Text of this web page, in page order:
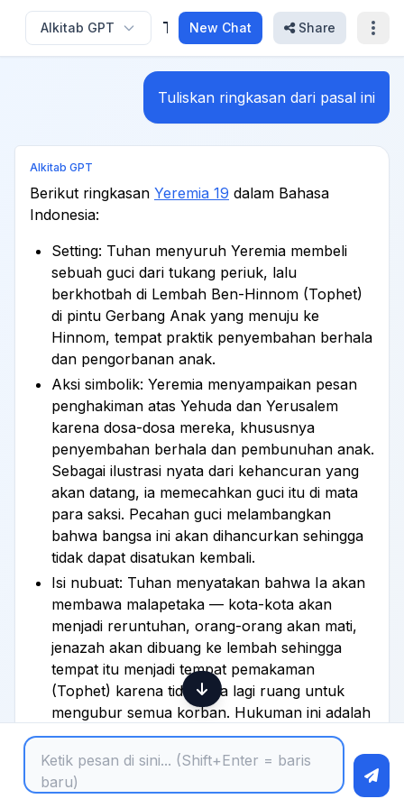
Alkitab GPT New Chat Share
Tuliskan ringkasan dari pasal ini
Alkitab GPT
Berikut ringkasan Yeremia 19 dalam Bahasa
Indonesia:
Setting: Tuhan menyuruh Yeremia membeli
sebuah guci dari tukang periuk, lalu
berkhotbah di Lembah Ben-Hinnom (Tophet)
di pintu Gerbang Anak yang menuju ke
Hinnom, tempat praktik penyembahan berhala
dan pengorbanan anak.
Aksi simbolik: Yeremia menyampaikan pesan
penghakiman atas Yehuda dan Yerusalem
karena dosa-dosa mereka, khususnya
penyembahan berhala dan pembunuhan anak.
Sebagai ilustrasi nyata dari kehancuran yang
akan datang, ia memecahkan guci itu di mata
para saksi. Pecahan guci melambangkan
bahwa bangsa ini akan dihancurkan sehingga
tidak dapat disatukan kembali.
Isi nubuat: Tuhan menyatakan bahwa Ia akan
membawa malapetaka — kota-kota akan
menjadi reruntuhan, orang-orang akan mati,
jenazah akan dibuang ke lembah sehingga
tempat itu menjadi tempat pemakaman
(Tophet) karena tidak ada lagi ruang untuk
mengubur semua korban. Hukuman ini adalah
akibat langsung dari kejahatan mereka,
termasuk praktik pembakaran anak kepada
Molek.
Reaksi orang: Setelah Yeremia menyampaikan